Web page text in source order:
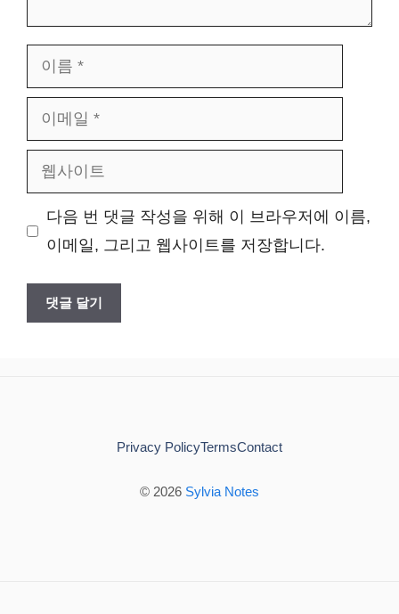
름
메
사
다음 번 댓글 작성을 위해 이 브라우저에 이름,
이메일, 그리고 웹사이트를 저장합니다.
© 2026 Sylvia Notes
Privacy PolicyTermsContact